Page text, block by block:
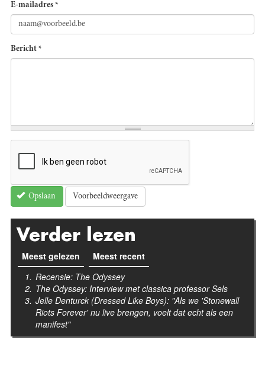
E-mailadres *
Bericht *
Opslaan Voorbeeldweergave
Verder lezen
Meest gelezen (actieve tabblad)
Meest recent
Recensie: The Odyssey
The Odyssey: Interview met classica professor Sels
Jelle Denturck (Dressed Like Boys): "Als we 'Stonewall
Riots Forever' nu live brengen, voelt dat echt als een
manifest"